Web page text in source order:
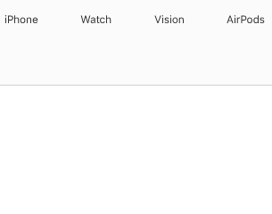
iPhone Watch Vision AirPods